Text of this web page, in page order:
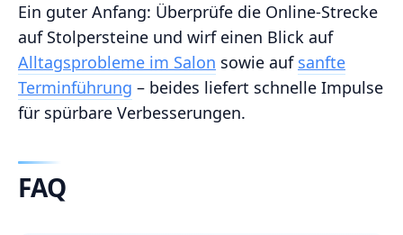
Ein guter Anfang: Überprüfe die Online-Strecke
auf Stolpersteine und wirf einen Blick auf
Alltagsprobleme im Salon sowie auf sanfte
Terminführung – beides liefert schnelle Impulse
für spürbare Verbesserungen.
FAQ